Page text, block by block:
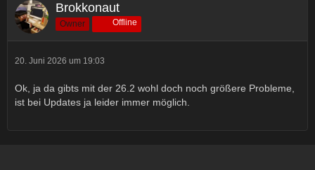
Brokkonaut
Owner Offline
20. Juni 2026 um 19:03
Ok, ja da gibts mit der 26.2 wohl doch noch größere Probleme,
ist bei Updates ja leider immer möglich.